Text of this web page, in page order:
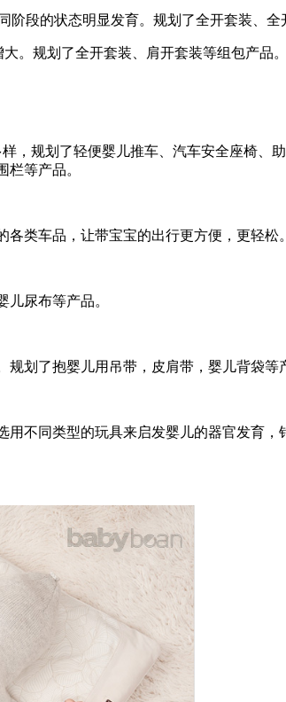
段的状态明显发育。规划了全开套装、全
。规划了全开套装、肩开套装等组包产品
，规划了轻便婴儿推车、汽车安全座椅
栏等产品。
各类车品，让带宝宝的出行更方便，更轻
儿尿布等产品。
规划了抱婴儿用吊带，皮肩带，婴儿背袋等
不同类型的玩具来启发婴儿的器官发育